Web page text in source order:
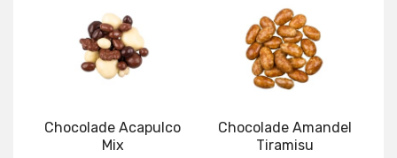
Chocolade Acapulco
Mix
Chocolade Amandel
Tiramisu